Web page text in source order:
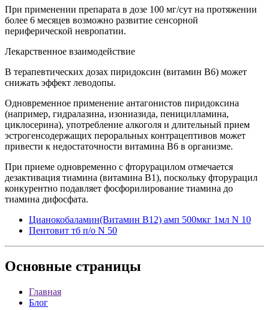
При применении препарата в дозе 100 мг/сут на протяжении
более 6 месяцев возможно развитие сенсорной
периферической невропатии.
Лекарственное взаимодействие
В терапевтических дозах пиридоксин (витамин В6) может
снижать эффект леводопы.
Одновременное применение антагонистов пиридоксина
(например, гидралазина, изониазида, пеницилламина,
циклосерина), употребление алкоголя и длительный прием
эстрогенсодержащих пероральных контрацептивов может
привести к недостаточности витамина В6 в организме.
При приеме одновременно с фторурацилом отмечается
дезактивация тиамина (витамина В1), поскольку фторурацил
конкурентно подавляет фосфорилирование тиамина до
тиамина дифосфата.
Цианокобаламин(Витамин В12) амп 500мкг 1мл N 10
Пентовит тб п/о N 50
Основные страницы
Главная
Блог